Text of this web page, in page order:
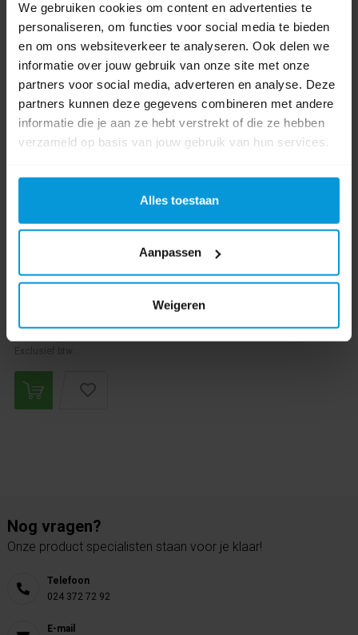
We gebruiken cookies om content en advertenties te
personaliseren, om functies voor social media te bieden
en om ons websiteverkeer te analyseren. Ook delen we
informatie over jouw gebruik van onze site met onze
partners voor social media, adverteren en analyse. Deze
partners kunnen deze gegevens combineren met andere
informatie die je aan ze hebt verstrekt of die ze hebben
verzameld op basis van jouw gebruik van hun services.
Alles toestaan
Aanpassen
Weigeren
Diversey Taski Swingo 350 Rubber Achter 12200-65
Ophalen in Wijchen is mogelijk.
Nog vragen?
Onze product specialisten staan voor je klaar!
Telefoon
024 372 72 92
E-mail